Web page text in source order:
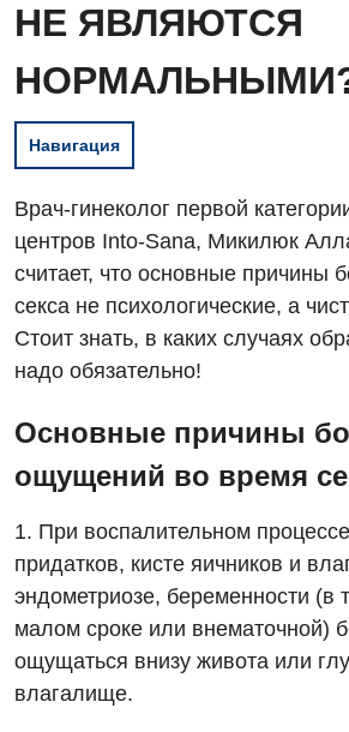
Интернатура
Диагностика
Ангиографические исследования
Диагностическое отделение
Инструментальная диагностика
Гинекологическое отделение
Диагностическое отделение
НЕ ЯВЛЯЮТСЯ
Навигация
Врач-гинеколог первой
центров Into-Sana, Микилюк
считает, что основные причины
секса не психологические, а
Стоит знать, в каких случаях
надо обязательно!
Основные причины
ощущений во время
1. При воспалительном
придатков, кисте яичников и
эндометриозе, беременности (в
малом сроке или внематочной)
ощущаться внизу живота или
влагалище.